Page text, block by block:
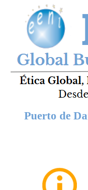
Puerto de